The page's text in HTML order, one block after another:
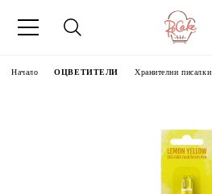
Начало ОЦВЕТИТЕЛИ Хранителни писалки